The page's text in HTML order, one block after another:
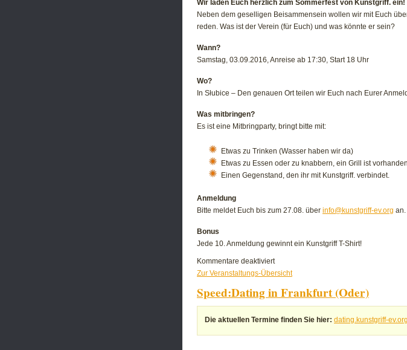
Wir laden Euch herzlich zum Sommerfest von Kunstgriff. ein!
Neben dem geselligen Beisammensein wollen wir mit Euch
reden. Was ist der Verein (für Euch) und was könnte er sein?
Wann?
Samstag, 03.09.2016, Anreise ab 17:30, Start 18 Uhr
Wo?
In Słubice – Den genauen Ort teilen wir Euch nach Eurer
Was mitbringen?
Es ist eine Mitbringparty, bringt bitte mit:
Etwas zu Trinken (Wasser haben wir da)
Etwas zu Essen oder zu knabbern, ein Grill ist
Einen Gegenstand, den ihr mit Kunstgriff. verbindet.
Anmeldung
Bitte meldet Euch bis zum 27.08. über info@kunstgriff-ev.org an.
Bonus
Jede 10. Anmeldung gewinnt ein Kunstgriff T-Shirt!
Kommentare deaktiviertfür
Sommerfest
Kunstgriff,
was
geht!?
Zur Veranstaltungs-Übersicht
Speed:Dating in Frankfurt (Oder)
Die aktuellen Termine finden Sie hier: dating.kunstgriff-ev.org